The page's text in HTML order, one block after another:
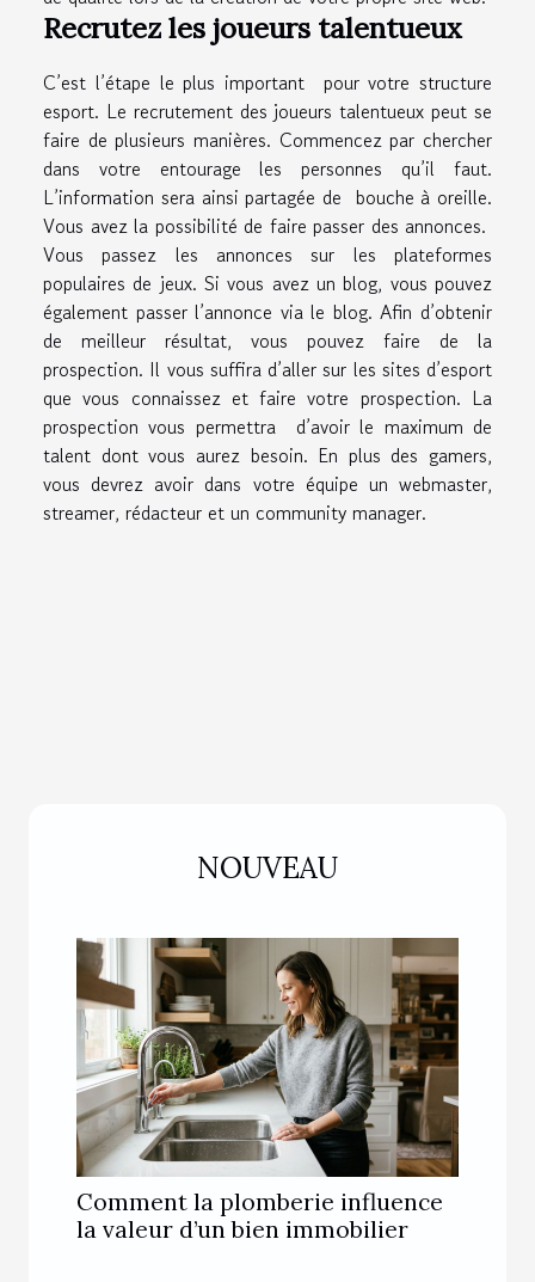
Recrutez les joueurs talentueux
C’est l’étape le plus important pour votre structure
esport. Le recrutement des joueurs talentueux peut se
faire de plusieurs manières. Commencez par chercher
dans votre entourage les personnes qu’il faut.
L’information sera ainsi partagée de bouche à oreille.
Vous avez la possibilité de faire passer des annonces.
Vous passez les annonces sur les plateformes
populaires de jeux. Si vous avez un blog, vous pouvez
également passer l’annonce via le blog. Afin d’obtenir
de meilleur résultat, vous pouvez faire de la
prospection. Il vous suffira d’aller sur les sites d’esport
que vous connaissez et faire votre prospection. La
prospection vous permettra d’avoir le maximum de
talent dont vous aurez besoin. En plus des gamers,
vous devrez avoir dans votre équipe un webmaster,
streamer, rédacteur et un community manager.
NOUVEAU
Comment la plomberie influence
la valeur d’un bien immobilier